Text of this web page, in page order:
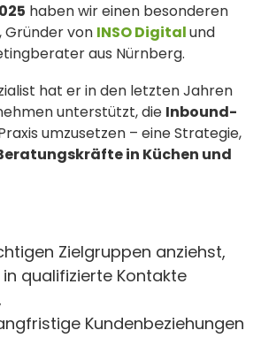
haben wir einen besonderen
, Gründer von INSO Digitalund
aus Nürnberg.
hat er in den letzten Jahren
unterstützt, die Inbound-
umzusetzen – eine Strategie,
in Küchen und
Zielgruppen anziehst,
qualifizierte Kontakte
Kundenbeziehungen